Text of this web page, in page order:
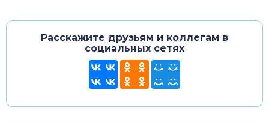
Расскажите друзьям и коллегам в
социальных сетях